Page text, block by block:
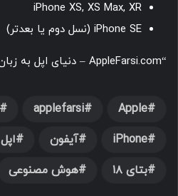
iPhone XS, XS Max, XR
iPhone SE (نسل دوم یا بعدتر)
“AppleFarsi.com – دنیای اپل به زبان فارسی”
Apple
applefarsi
iPhone
آیفون اپل
بتای ۱۸
هوش مصنوعی